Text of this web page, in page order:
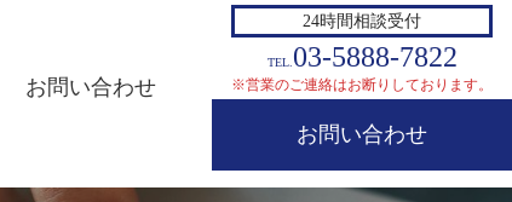
お問い合わせ
24時間相談受付
TEL. 03-5888-7822
※営業のご連絡はお断りしております。
お問い合わせ